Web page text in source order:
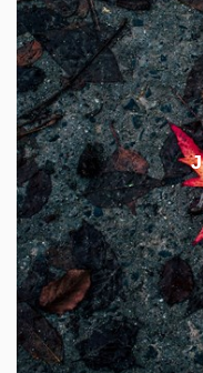
Ve střední a